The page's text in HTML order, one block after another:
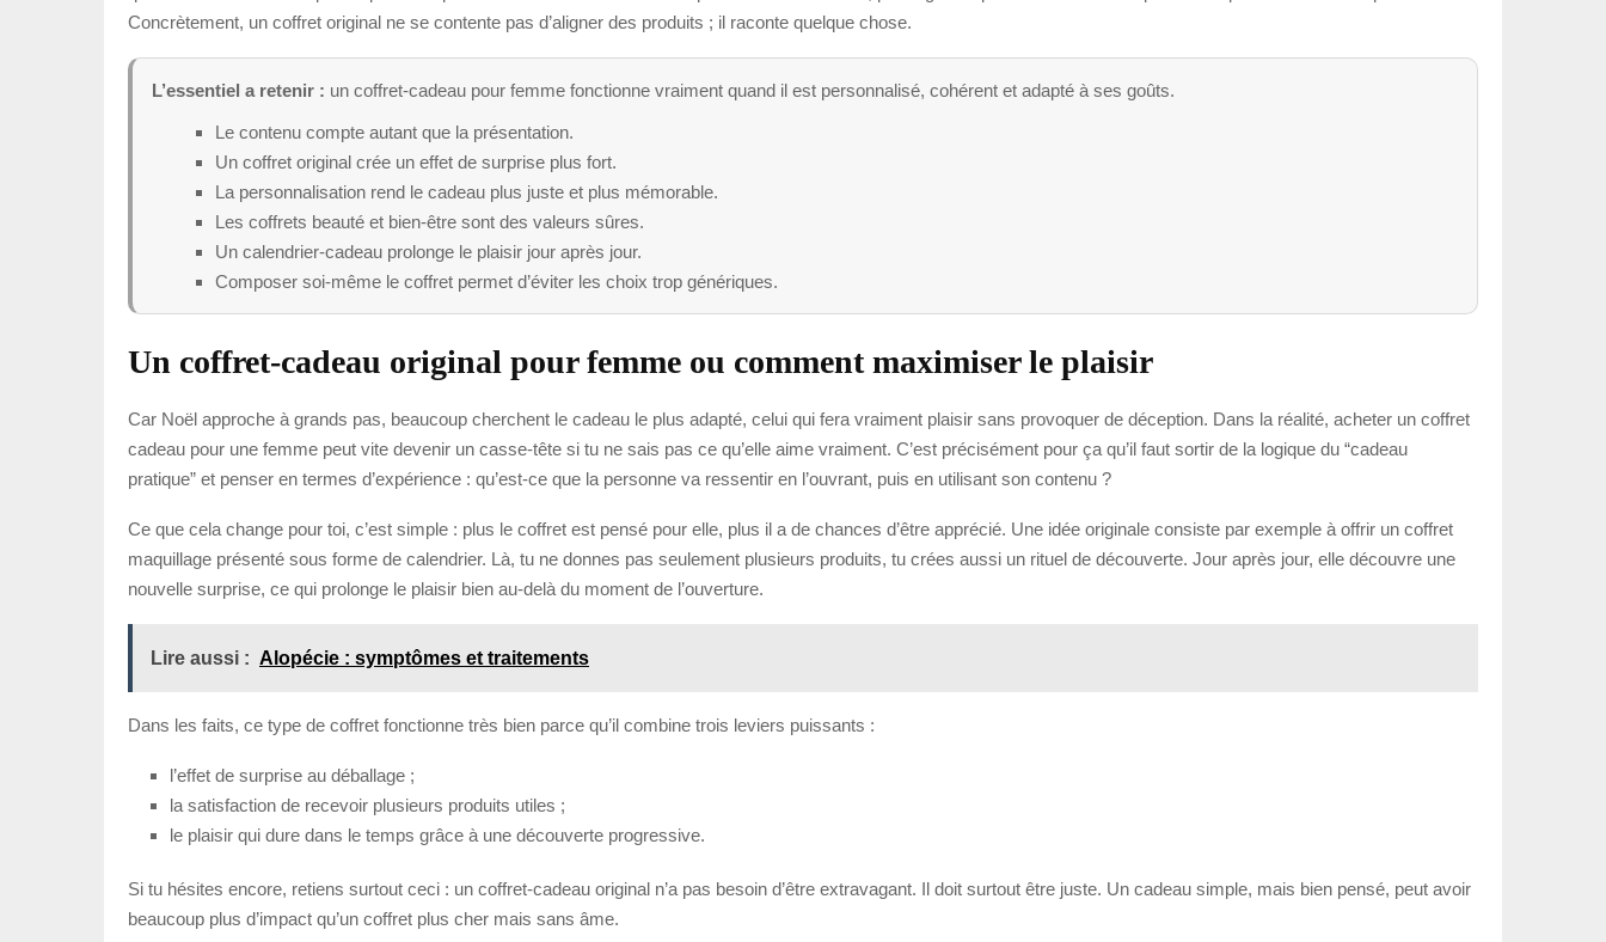
Concrètement, un coffret original ne se contente pas d’aligner des produits ; il raconte quelque chose.
L’essentiel a retenir : un coffret-cadeau pour femme fonctionne vraiment quand il est personnalisé, cohérent et adapté à ses goûts.
Le contenu compte autant que la présentation.
Un coffret original crée un effet de surprise plus fort.
La personnalisation rend le cadeau plus juste et plus mémorable.
Les coffrets beauté et bien-être sont des valeurs sûres.
Un calendrier-cadeau prolonge le plaisir jour après jour.
Composer soi-même le coffret permet d’éviter les choix trop génériques.
Un coffret-cadeau original pour femme ou comment maximiser le plaisir
Car Noël approche à grands pas, beaucoup cherchent le cadeau le plus adapté, celui qui fera vraiment plaisir sans provoquer de déception. Dans la réalité, acheter un coffret
cadeau pour une femme peut vite devenir un casse-tête si tu ne sais pas ce qu’elle aime vraiment. C’est précisément pour ça qu’il faut sortir de la logique du “cadeau
pratique” et penser en termes d’expérience : qu’est-ce que la personne va ressentir en l’ouvrant, puis en utilisant son contenu ?
Ce que cela change pour toi, c’est simple : plus le coffret est pensé pour elle, plus il a de chances d’être apprécié. Une idée originale consiste par exemple à offrir un coffret
maquillage présenté sous forme de calendrier. Là, tu ne donnes pas seulement plusieurs produits, tu crées aussi un rituel de découverte. Jour après jour, elle découvre une
nouvelle surprise, ce qui prolonge le plaisir bien au-delà du moment de l’ouverture.
Lire aussi : Alopécie : symptômes et traitements
Dans les faits, ce type de coffret fonctionne très bien parce qu’il combine trois leviers puissants :
l’effet de surprise au déballage ;
la satisfaction de recevoir plusieurs produits utiles ;
le plaisir qui dure dans le temps grâce à une découverte progressive.
Si tu hésites encore, retiens surtout ceci : un coffret-cadeau original n’a pas besoin d’être extravagant. Il doit surtout être juste. Un cadeau simple, mais bien pensé, peut avoir
beaucoup plus d’impact qu’un coffret plus cher mais sans âme.